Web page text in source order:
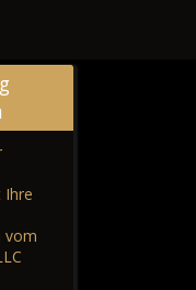
Ihre
vom